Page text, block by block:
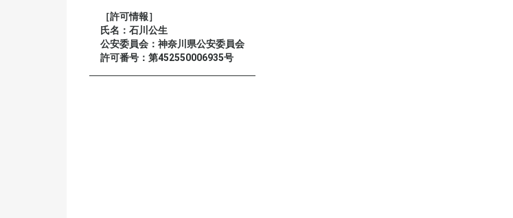
［許可情報］
氏名：石川公生
公安委員会：神奈川県公安委員会
許可番号：第452550006935号